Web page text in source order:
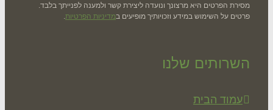
הפרטים היא מרצונך ונועדה ליצירת קשר ולמענה לפנייתך בלבד.
על השימוש במידע וזכויותיך מופיעים ב מדיניות הפרטיות.
שלנו
הבית